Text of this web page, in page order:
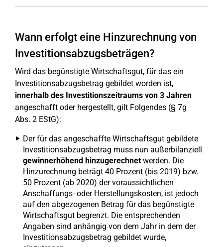
Wann erfolgt eine Hinzurechnung von
Investitionsabzugsbeträgen?
Wird das begünstigte Wirtschaftsgut, für das ein
Investitionsabzugsbetrag gebildet worden ist,
innerhalb des Investitionszeitraums von 3 Jahren
angeschafft oder hergestellt, gilt Folgendes (§ 7g
Abs. 2 EStG):
Der für das angeschaffte Wirtschaftsgut gebildete
Investitionsabzugsbetrag muss nun außerbilanziell
gewinnerhöhend hinzugerechnetwerden. Die
Hinzurechnung beträgt 40 Prozent (bis 2019) bzw.
50 Prozent (ab 2020) der voraussichtlichen
Anschaffungs- oder Herstellungskosten, ist jedoch
auf den abgezogenen Betrag für das begünstigte
Wirtschaftsgut begrenzt. Die entsprechenden
Angaben sind anhängig von dem Jahr in dem der
Investitionsabzugsbetrag gebildet wurde,